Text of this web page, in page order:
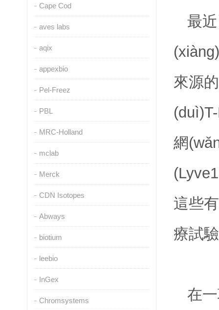
Cape Cod
aves labs
aqix
appexbio
Pel-Freez
PBL
MRC-Holland
mclab
Merck
CDN Isotopes
Abways
biotium
leebio
InGex
Chromsystems
最
來源
網
這些
療試
在